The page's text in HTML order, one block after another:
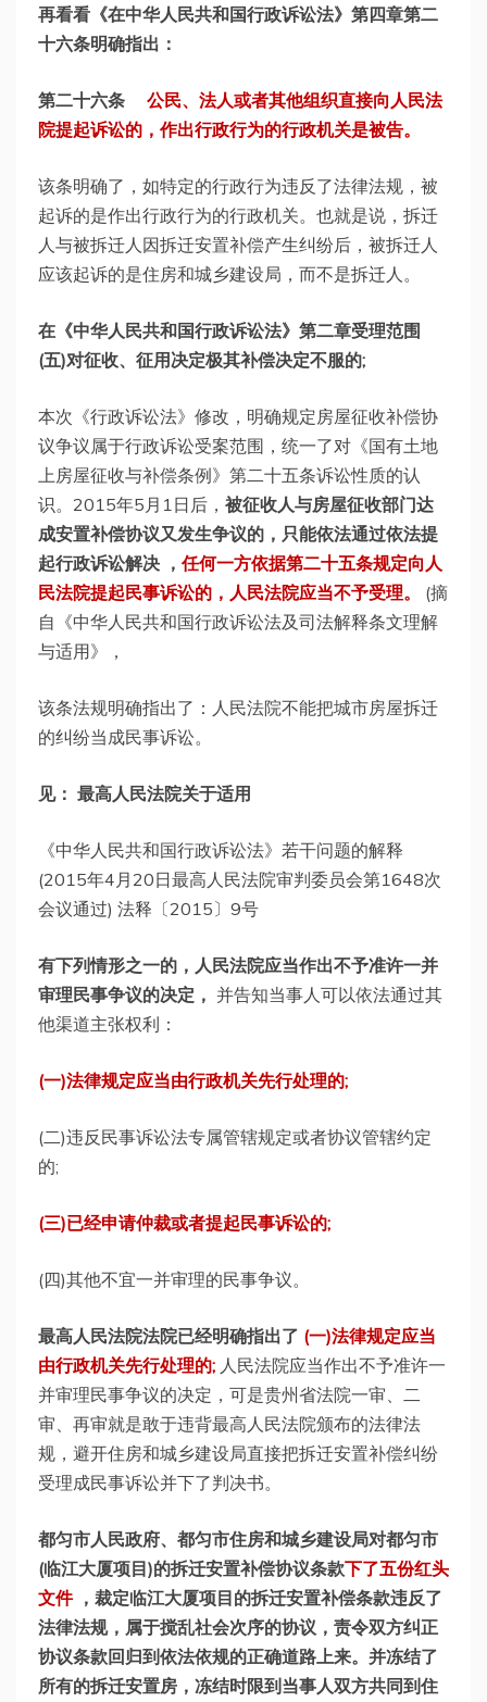
再看看《在中华人民共和国行政诉讼法》第四章第二
十六条明确指出：
第二十六条 公民、法人或者其他组织直接向人民法
院提起诉讼的，作出行政行为的行政机关是被告。
该条明确了，如特定的行政行为违反了法律法规，被
起诉的是作出行政行为的行政机关。也就是说，拆迁
人与被拆迁人因拆迁安置补偿产生纠纷后，被拆迁人
应该起诉的是住房和城乡建设局，而不是拆迁人。
在《中华人民共和国行政诉讼法》第二章受理范围
(五)对征收、征用决定极其补偿决定不服的;
本次《行政诉讼法》修改，明确规定房屋征收补偿协
议争议属于行政诉讼受案范围，统一了对《国有土地
上房屋征收与补偿条例》第二十五条诉讼性质的认
识。2015年5月1日后， 被征收人与房屋征收部门达
成安置补偿协议又发生争议的，只能依法通过依法提
起行政诉讼解决 ， 任何一方依据第二十五条规定向人
民法院提起民事诉讼的，人民法院应当不予受理。
(摘
自《中华人民共和国行政诉讼法及司法解释条文理解
与适用》，
该条法规明确指出了：人民法院不能把城市房屋拆迁
的纠纷当成民事诉讼。
见： 最高人民法院关于适用
《中华人民共和国行政诉讼法》若干问题的解释
(2015年4月20日最高人民法院审判委员会第1648次
会议通过) 法释〔2015〕9号
有下列情形之一的，人民法院应当作出不予准许一并
审理民事争议的决定， 并告知当事人可以依法通过其
他渠道主张权利：
(一)法律规定应当由行政机关先行处理的;
(二)违反民事诉讼法专属管辖规定或者协议管辖约定
的;
(三)已经申请仲裁或者提起民事诉讼的;
(四)其他不宜一并审理的民事争议。
最高人民法院法院已经明确指出了 (一)法律规定应当
由行政机关先行处理的; 人民法院应当作出不予准许一
并审理民事争议的决定，可是贵州省法院一审、二
审、再审就是敢于违背最高人民法院颁布的法律法
规，避开住房和城乡建设局直接把拆迁安置补偿纠纷
受理成民事诉讼并下了判决书。
都匀市人民政府、都匀市住房和城乡建设局对都匀市
(临江大厦项目)的拆迁安置补偿协议条款下了五份红头
文件，裁定临江大厦项目的拆迁安置补偿条款违反了
法律法规，属于搅乱社会次序的协议，责令双方纠正
协议条款回归到依法依规的正确道路上来。并冻结了
所有的拆迁安置房，冻结时限到当事人双方共同到住